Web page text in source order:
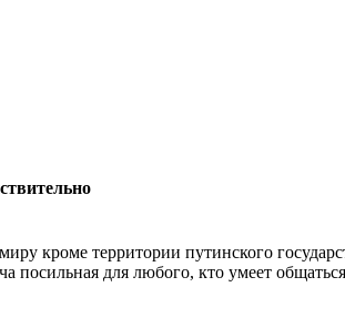
кроме территории путинского
для любого, кто умеет